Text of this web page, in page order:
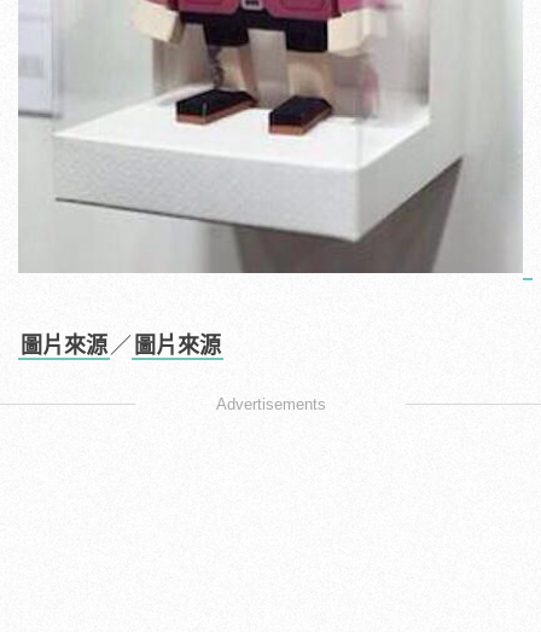
圖片來源 ／ 圖片來源
Advertisements